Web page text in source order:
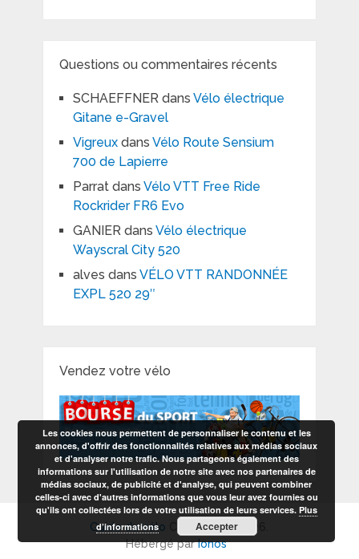
Questions ou commentaires récents
SCHAEFFNERdans Vélo électrique
Gitane e-Gravel
Vigreuxdans Vélo Route Sensium
700 de Lapierre
Parratdans Vélo VTT Free Ride
Rockrider FR6 Evo
GANIERdans Vélo électrique
Wayscral City 520
alves dans VÉLO VTT RANDONNÉE
EXPL 520 29″
Vendez votre vélo
Guide du vélo Copyright © 2026.
Hébergé parIonos
Les cookies nous permettent de personnaliser le contenu et les
annonces, d'offrir des fonctionnalités relatives aux médias sociaux
et d'analyser notre trafic. Nous partageons également des
informations sur l'utilisation de notre site avec nos partenaires de
médias sociaux, de publicité et d'analyse, qui peuvent combiner
celles-ci avec d'autres informations que vous leur avez fournies ou
qu'ils ont collectées lors de votre utilisation de leurs services. Plus
d’informations
Accepter